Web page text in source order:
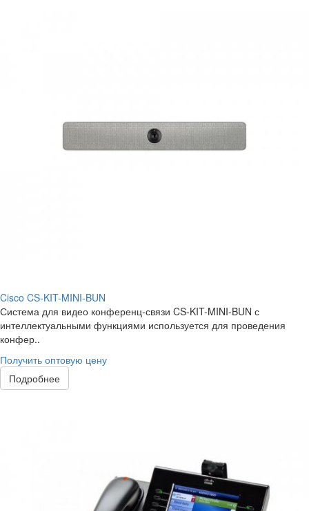
Cisco CS-KIT-MINI-BUN
Система для видео конференц-связи CS-KIT-MINI-BUN с
интеллектуальными функциями используется для проведения
конфер..
Получить оптовую цену
Подробнее